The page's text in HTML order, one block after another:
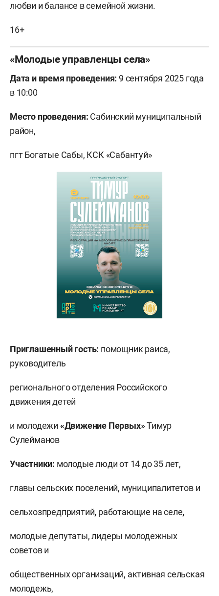
любви и балансе в семейной жизни.
16+
«Молодые управленцы села»
Дата и время проведения: 9 сентября 2025 года
в 10:00
Место проведения: Сабинский муниципальный
район,
пгт Богатые Сабы, КСК «Сабантуй»
Приглашенный гость: помощник раиса,
руководитель
регионального отделения Российского
движения детей
и молодежи «Движение Первых»Тимур
Сулейманов
Участники: молодые люди от 14 до 35 лет,
главы сельских поселений, муниципалитетов и
сельхозпредприятий, работающие на селе,
молодые депутаты, лидеры молодежных
советов и
общественных организаций, активная сельская
молодежь,